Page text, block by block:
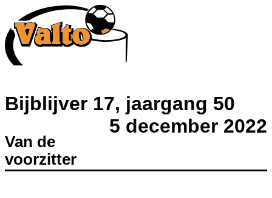
Bijblijver 17, jaargang 50
5 december 2022
Van de
voorzitter